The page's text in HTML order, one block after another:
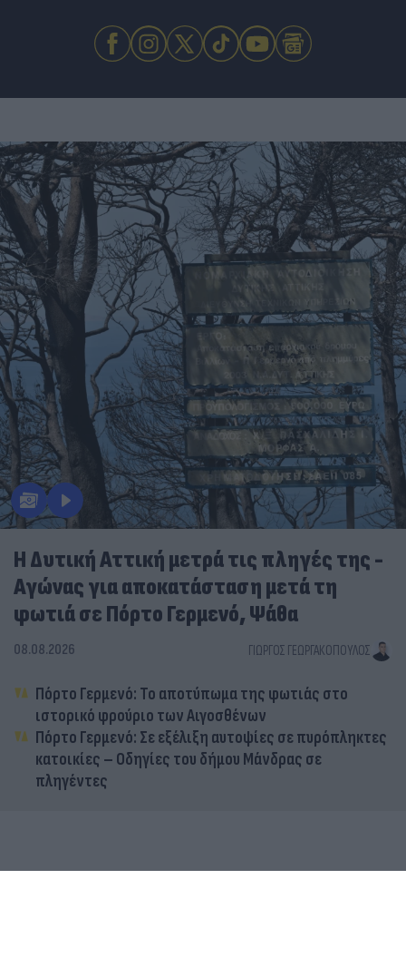
Η Δυτική Αττική μετρά τις πληγές της -
Αγώνας για αποκατάσταση μετά τη
φωτιά σε Πόρτο Γερμενό, Ψάθα
08.08.2026 ΓΙΏΡΓΟΣ ΓΕΩΡΓΑΚΌΠΟΥΛΟΣ
Πόρτο Γερμενό: Το αποτύπωμα της φωτιάς στο
ιστορικό φρούριο των Αιγοσθένων
Πόρτο Γερμενό: Σε εξέλιξη αυτοψίες σε πυρόπληκτες
κατοικίες – Οδηγίες του δήμου Μάνδρας σε
πληγέντες